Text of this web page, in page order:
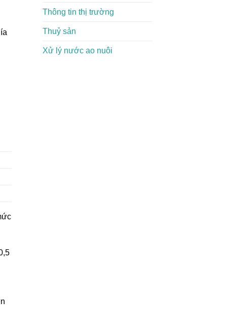
Thông tin thị trường
Thuỷ sản
Xử lý nước ao nuôi